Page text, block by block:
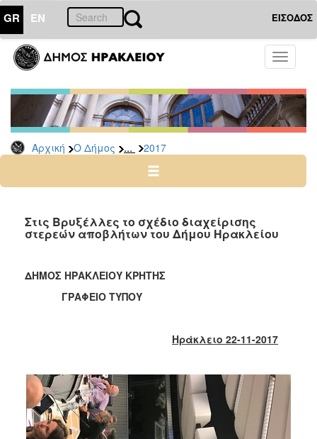
GR EN ΕΙΣΟΔΟΣ
Toggle
Αρχική Ο Δήμος ... 2017
ΔΗΜΟΣ
Δελτία
Τύπου
Αρχείο
2026
2024
2022
2020
2019
2015
2013
2012
Στις Βρυξέλλες το σχέδιο διαχείρισης
στερεών αποβλήτων του Δήμου Ηρακλείου
ΔΗΜΟΣ ΗΡΑΚΛΕΙΟΥ ΚΡΗΤΗΣ
ΓΡΑΦΕΙΟ ΤΥΠΟΥ
Ηράκλειο 22-11-2017